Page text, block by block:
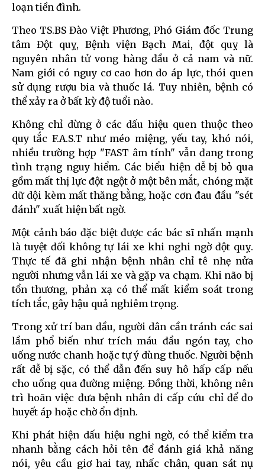
loạn tiền đình.
Theo TS.BS Đào Việt Phương, Phó Giám đốc Trung
tâm Đột quỵ, Bệnh viện Bạch Mai, đột quỵ là
nguyên nhân tử vong hàng đầu ở cả nam và nữ.
Nam giới có nguy cơ cao hơn do áp lực, thói quen
sử dụng rượu bia và thuốc lá. Tuy nhiên, bệnh có
thể xảy ra ở bất kỳ độ tuổi nào.
Không chỉ dừng ở các dấu hiệu quen thuộc theo
quy tắc F.A.S.T như méo miệng, yếu tay, khó nói,
nhiều trường hợp "FAST âm tính" vẫn đang trong
tình trạng nguy hiểm. Các biểu hiện dễ bị bỏ qua
gồm mất thị lực đột ngột ở một bên mắt, chóng mặt
dữ dội kèm mất thăng bằng, hoặc cơn đau đầu "sét
đánh" xuất hiện bất ngờ.
Một cảnh báo đặc biệt được các bác sĩ nhấn mạnh
là tuyệt đối không tự lái xe khi nghi ngờ đột quỵ.
Thực tế đã ghi nhận bệnh nhân chỉ tê nhẹ nửa
người nhưng vẫn lái xe và gặp va chạm. Khi não bị
tổn thương, phản xạ có thể mất kiểm soát trong
tích tắc, gây hậu quả nghiêm trọng.
Trong xử trí ban đầu, người dân cần tránh các sai
lầm phổ biến như trích máu đầu ngón tay, cho
uống nước chanh hoặc tự ý dùng thuốc. Người bệnh
rất dễ bị sặc, có thể dẫn đến suy hô hấp cấp nếu
cho uống qua đường miệng. Đồng thời, không nên
trì hoãn việc đưa bệnh nhân đi cấp cứu chỉ để đo
huyết áp hoặc chờ ổn định.
Khi phát hiện dấu hiệu nghi ngờ, có thể kiểm tra
nhanh bằng cách hỏi tên để đánh giá khả năng
nói, yêu cầu giơ hai tay, nhấc chân, quan sát nụ